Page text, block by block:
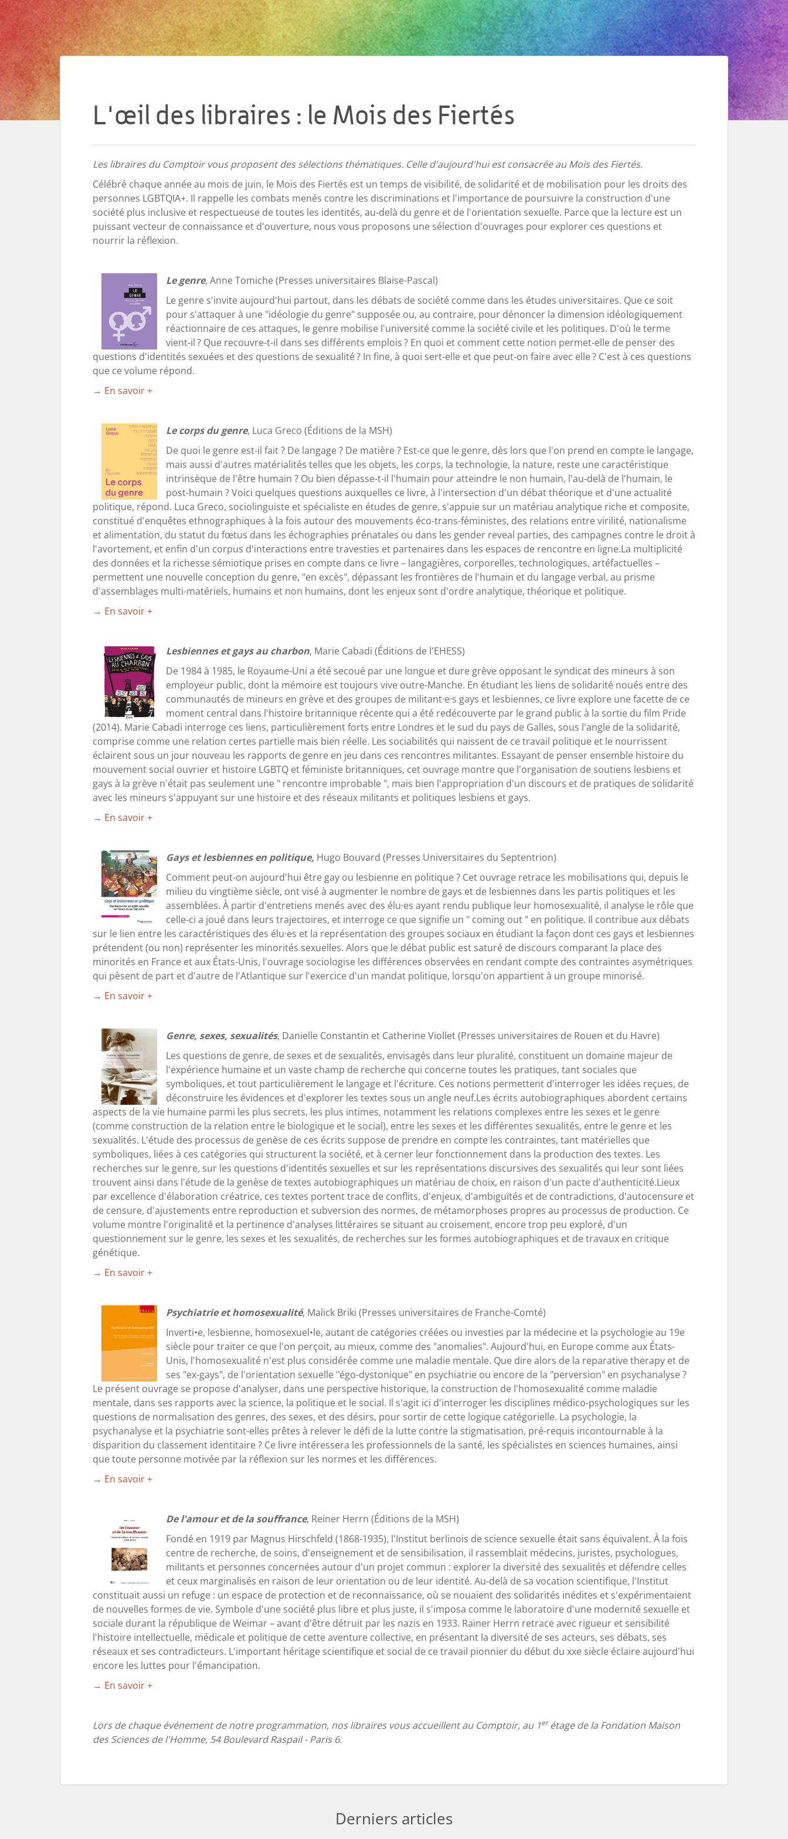
L'œil des libraires : le Mois des Fiertés
Les libraires du Comptoir vous proposent des sélections thématiques. Celle d'aujourd'hui est consacrée au Mois des Fiertés.
Célébré chaque année au mois de juin, le Mois des Fiertés est un temps de visibilité, de solidarité et de mobilisation pour les droits des
personnes LGBTQIA+. Il rappelle les combats menés contre les discriminations et l'importance de poursuivre la construction d'une
société plus inclusive et respectueuse de toutes les identités, au-delà du genre et de l'orientation sexuelle. Parce que la lecture est un
puissant vecteur de connaissance et d'ouverture, nous vous proposons une sélection d'ouvrages pour explorer ces questions et
nourrir la réflexion.
Le genre, Anne Tomiche (Presses universitaires Blaise-Pascal)
Le genre s'invite aujourd'hui partout, dans les débats de société comme dans les études universitaires. Que ce soit
pour s'attaquer à une "idéologie du genre" supposée ou, au contraire, pour dénoncer la dimension idéologiquement
réactionnaire de ces attaques, le genre mobilise l'université comme la société civile et les politiques. D'où le terme
vient-il ? Que recouvre-t-il dans ses différents emplois ? En quoi et comment cette notion permet-elle de penser des
questions d'identités sexuées et des questions de sexualité ? In fine, à quoi sert-elle et que peut-on faire avec elle ? C'est à ces questions
que ce volume répond.
→ En savoir +
Le corps du genre, Luca Greco (Éditions de la MSH)
De quoi le genre est-il fait ? De langage ? De matière ? Est-ce que le genre, dès lors que l'on prend en compte le langage,
mais aussi d'autres matérialités telles que les objets, les corps, la technologie, la nature, reste une caractéristique
intrinsèque de l'être humain ? Ou bien dépasse-t-il l'humain pour atteindre le non humain, l'au-delà de l'humain, le
post-humain ? Voici quelques questions auxquelles ce livre, à l'intersection d'un débat théorique et d'une actualité
politique, répond. Luca Greco, sociolinguiste et spécialiste en études de genre, s'appuie sur un matériau analytique riche et composite,
constitué d'enquêtes ethnographiques à la fois autour des mouvements éco-trans-féministes, des relations entre virilité, nationalisme
et alimentation, du statut du fœtus dans les échographies prénatales ou dans les gender reveal parties, des campagnes contre le droit à
l'avortement, et enfin d'un corpus d'interactions entre travesties et partenaires dans les espaces de rencontre en ligne.La multiplicité
des données et la richesse sémiotique prises en compte dans ce livre – langagières, corporelles, technologiques, artéfactuelles –
permettent une nouvelle conception du genre, "en excès", dépassant les frontières de l'humain et du langage verbal, au prisme
d'assemblages multi-matériels, humains et non humains, dont les enjeux sont d'ordre analytique, théorique et politique.
→ En savoir +
Lesbiennes et gays au charbon, Marie Cabadi (Éditions de l'EHESS)
De 1984 à 1985, le Royaume-Uni a été secoué par une longue et dure grève opposant le syndicat des mineurs à son
employeur public, dont la mémoire est toujours vive outre-Manche. En étudiant les liens de solidarité noués entre des
communautés de mineurs en grève et des groupes de militant·e·s gays et lesbiennes, ce livre explore une facette de ce
moment central dans l'histoire britannique récente qui a été redécouverte par le grand public à la sortie du film Pride
(2014). Marie Cabadi interroge ces liens, particulièrement forts entre Londres et le sud du pays de Galles, sous l'angle de la solidarité,
comprise comme une relation certes partielle mais bien réelle. Les sociabilités qui naissent de ce travail politique et le nourrissent
éclairent sous un jour nouveau les rapports de genre en jeu dans ces rencontres militantes. Essayant de penser ensemble histoire du
mouvement social ouvrier et histoire LGBTQ et féministe britanniques, cet ouvrage montre que l'organisation de soutiens lesbiens et
gays à la grève n'était pas seulement une " rencontre improbable ", mais bien l'appropriation d'un discours et de pratiques de solidarité
avec les mineurs s'appuyant sur une histoire et des réseaux militants et politiques lesbiens et gays.
→ En savoir +
Gays et lesbiennes en politique, Hugo Bouvard (Presses Universitaires du Septentrion)
Comment peut-on aujourd'hui être gay ou lesbienne en politique ? Cet ouvrage retrace les mobilisations qui, depuis le
milieu du vingtième siècle, ont visé à augmenter le nombre de gays et de lesbiennes dans les partis politiques et les
assemblées. À partir d'entretiens menés avec des élu·es ayant rendu publique leur homosexualité, il analyse le rôle que
celle-ci a joué dans leurs trajectoires, et interroge ce que signifie un " coming out " en politique. Il contribue aux débats
sur le lien entre les caractéristiques des élu·es et la représentation des groupes sociaux en étudiant la façon dont ces gays et lesbiennes
prétendent (ou non) représenter les minorités sexuelles. Alors que le débat public est saturé de discours comparant la place des
minorités en France et aux États-Unis, l'ouvrage sociologise les différences observées en rendant compte des contraintes asymétriques
qui pèsent de part et d'autre de l'Atlantique sur l'exercice d'un mandat politique, lorsqu'on appartient à un groupe minorisé.
→ En savoir +
Genre, sexes, sexualités, Danielle Constantin et Catherine Viollet (Presses universitaires de Rouen et du Havre)
Les questions de genre, de sexes et de sexualités, envisagés dans leur pluralité, constituent un domaine majeur de
l'expérience humaine et un vaste champ de recherche qui concerne toutes les pratiques, tant sociales que
symboliques, et tout particulièrement le langage et l'écriture. Ces notions permettent d'interroger les idées reçues, de
déconstruire les évidences et d'explorer les textes sous un angle neuf.Les écrits autobiographiques abordent certains
aspects de la vie humaine parmi les plus secrets, les plus intimes, notamment les relations complexes entre les sexes et le genre
(comme construction de la relation entre le biologique et le social), entre les sexes et les différentes sexualités, entre le genre et les
sexualités. L'étude des processus de genèse de ces écrits suppose de prendre en compte les contraintes, tant matérielles que
symboliques, liées à ces catégories qui structurent la société, et à cerner leur fonctionnement dans la production des textes. Les
recherches sur le genre, sur les questions d'identités sexuelles et sur les représentations discursives des sexualités qui leur sont liées
trouvent ainsi dans l'étude de la genèse de textes autobiographiques un matériau de choix, en raison d'un pacte d'authenticité.Lieux
par excellence d'élaboration créatrice, ces textes portent trace de conflits, d'enjeux, d'ambiguïtés et de contradictions, d'autocensure et
de censure, d'ajustements entre reproduction et subversion des normes, de métamorphoses propres au processus de production. Ce
volume montre l'originalité et la pertinence d'analyses littéraires se situant au croisement, encore trop peu exploré, d'un
questionnement sur le genre, les sexes et les sexualités, de recherches sur les formes autobiographiques et de travaux en critique
génétique.
→ En savoir +
Psychiatrie et homosexualité, Malick Briki (Presses universitaires de Franche-Comté)
Inverti•e, lesbienne, homosexuel•le, autant de catégories créées ou investies par la médecine et la psychologie au 19e
siècle pour traiter ce que l'on perçoit, au mieux, comme des "anomalies". Aujourd'hui, en Europe comme aux États-
Unis, l'homosexualité n'est plus considérée comme une maladie mentale. Que dire alors de la reparative therapy et de
ses "ex-gays", de l'orientation sexuelle "égo-dystonique" en psychiatrie ou encore de la "perversion" en psychanalyse ?
Le présent ouvrage se propose d'analyser, dans une perspective historique, la construction de l'homosexualité comme maladie
mentale, dans ses rapports avec la science, la politique et le social. Il s'agit ici d'interroger les disciplines médico-psychologiques sur les
questions de normalisation des genres, des sexes, et des désirs, pour sortir de cette logique catégorielle. La psychologie, la
psychanalyse et la psychiatrie sont-elles prêtes à relever le défi de la lutte contre la stigmatisation, pré-requis incontournable à la
disparition du classement identitaire ? Ce livre intéressera les professionnels de la santé, les spécialistes en sciences humaines, ainsi
que toute personne motivée par la réflexion sur les normes et les différences.
→ En savoir +
De l'amour et de la souffrance, Reiner Herrn (Éditions de la MSH)
Fondé en 1919 par Magnus Hirschfeld (1868-1935), l'Institut berlinois de science sexuelle était sans équivalent. À la fois
centre de recherche, de soins, d'enseignement et de sensibilisation, il rassemblait médecins, juristes, psychologues,
militants et personnes concernées autour d'un projet commun : explorer la diversité des sexualités et défendre celles
et ceux marginalisés en raison de leur orientation ou de leur identité. Au-delà de sa vocation scientifique, l'Institut
constituait aussi un refuge : un espace de protection et de reconnaissance, où se nouaient des solidarités inédites et s'expérimentaient
de nouvelles formes de vie. Symbole d'une société plus libre et plus juste, il s'imposa comme le laboratoire d'une modernité sexuelle et
sociale durant la république de Weimar – avant d'être détruit par les nazis en 1933. Rainer Herrn retrace avec rigueur et sensibilité
l'histoire intellectuelle, médicale et politique de cette aventure collective, en présentant la diversité de ses acteurs, ses débats, ses
réseaux et ses contradicteurs. L'important héritage scientifique et social de ce travail pionnier du début du xxe siècle éclaire aujourd'hui
encore les luttes pour l'émancipation.
→ En savoir +
Lors de chaque événement de notre programmation, nos libraires vous accueillentau Comptoir, au 1erétage de la Fondation Maison
des Sciences de l'Homme, 54 Boulevard Raspail - Paris 6.
Derniers articles